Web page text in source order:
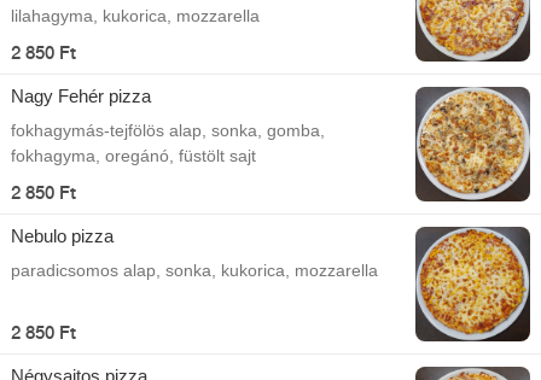
lilahagyma, kukorica, mozzarella
2 850 Ft
Nagy Fehér pizza
fokhagymás-tejfölös alap, sonka, gomba,
fokhagyma, oregánó, füstölt sajt
2 850 Ft
Nebulo pizza
paradicsomos alap, sonka, kukorica, mozzarella
2 850 Ft